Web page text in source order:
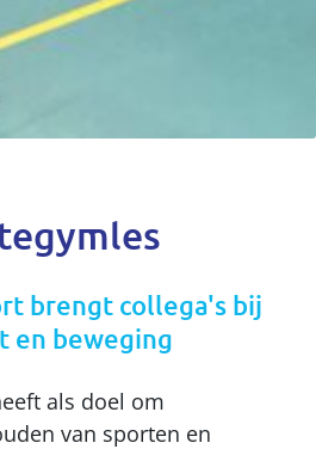
brengt collega's bij
en beweging
als doel om
van sporten en